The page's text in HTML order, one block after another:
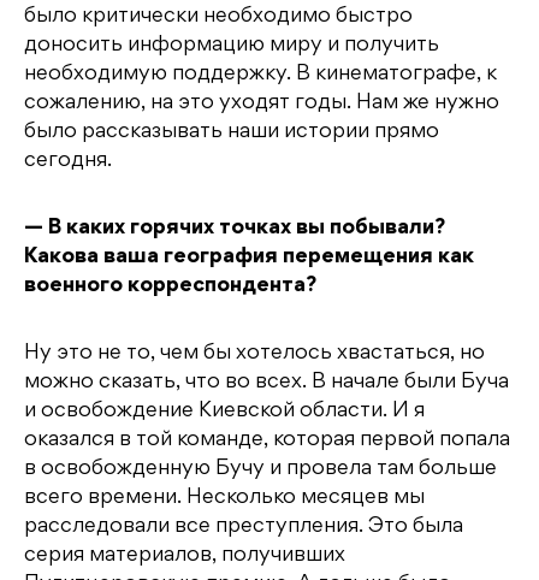
было критически необходимо быстро
доносить информацию миру и получить
необходимую поддержку. В кинематографе, к
сожалению, на это уходят годы. Нам же нужно
было рассказывать наши истории прямо
сегодня.
— В каких горячих точках вы побывали?
Какова ваша география перемещения как
военного корреспондента?
Ну это не то, чем бы хотелось хвастаться, но
можно сказать, что во всех. В начале были Буча
и освобождение Киевской области. И я
оказался в той команде, которая первой попала
в освобожденную Бучу и провела там больше
всего времени. Несколько месяцев мы
расследовали все преступления. Это была
серия материалов, получивших